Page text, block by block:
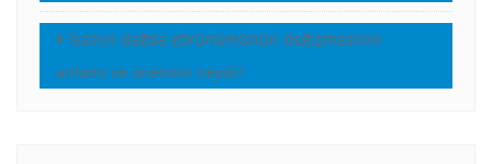
İsa’nın dağda görünümünün değişmesinin
anlamı ve önemini neydi?